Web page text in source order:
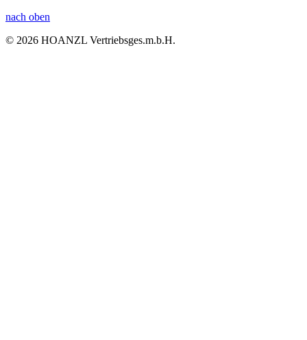
nach oben
© 2026 HOANZL Vertriebsges.m.b.H.